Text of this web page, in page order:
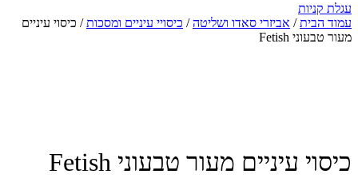
עגלת קניות
עמוד הבית/ אביזרי סאדו ושליטה/ כיסויי עיניים ומסכות/ כיסוי עיניים
מעור טבעוני Fetish
כיסוי עיניים מעור טבעוני Fetish